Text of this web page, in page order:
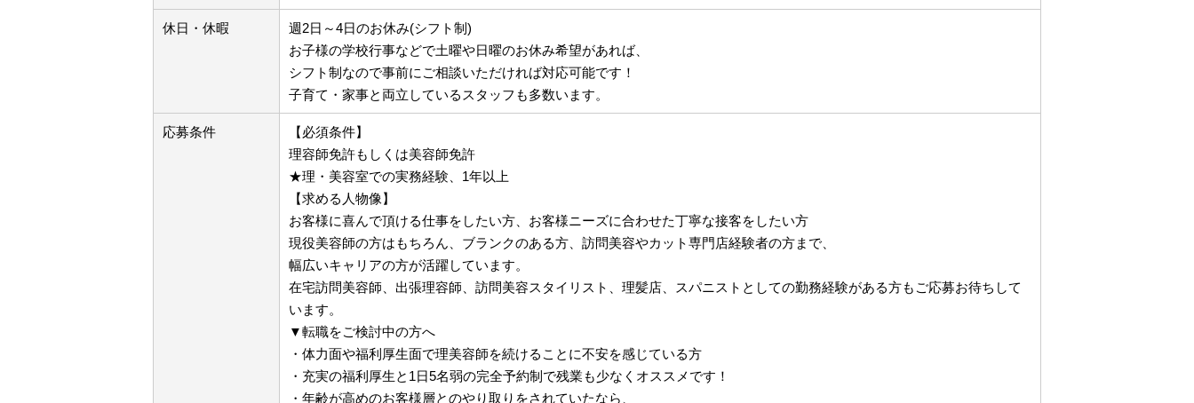
休日・休暇
週2日～4日のお休み(シフト制)
お子様の学校行事などで土曜や日曜のお休み希望があれば、
シフト制なので事前にご相談いただければ対応可能です！
子育て・家事と両立しているスタッフも多数います。
応募条件
【必須条件】
理容師免許もしくは美容師免許
★理・美容室での実務経験、1年以上
【求める人物像】
お客様に喜んで頂ける仕事をしたい方、お客様ニーズに合わせた丁寧な接客をしたい方
現役美容師の方はもちろん、ブランクのある方、訪問美容やカット専門店経験者の方まで、
幅広いキャリアの方が活躍しています。
在宅訪問美容師、出張理容師、訪問美容スタイリスト、理髪店、スパニストとしての勤務経験がある方もご応募お待ちして
います。
▼転職をご検討中の方へ
・体力面や福利厚生面で理美容師を続けることに不安を感じている方
・充実の福利厚生と1日5名弱の完全予約制で残業も少なくオススメです！
・年齢が高めのお客様層とのやり取りをされていたなら、